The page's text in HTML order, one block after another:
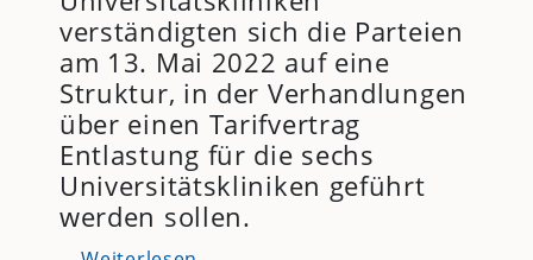
verständigten sich die Parteien
am 13. Mai 2022 auf eine
Struktur, in der Verhandlungen
über einen Tarifvertrag
Entlastung für die sechs
Universitätskliniken geführt
werden sollen.